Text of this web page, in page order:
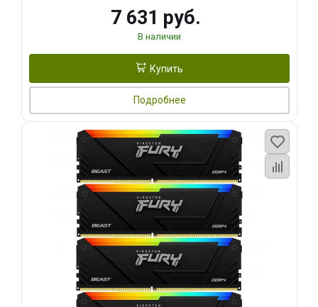
7 631 руб.
В наличии
Купить
Подробнее